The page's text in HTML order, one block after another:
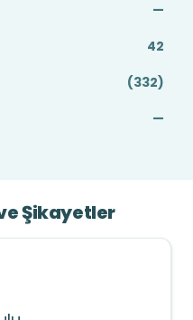
—
42
(332)
—
Şikayetler